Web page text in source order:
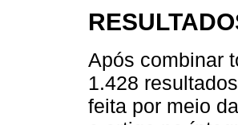
Após combinar
1.428
feita por meio